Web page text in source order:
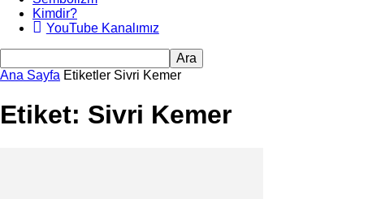
Kimdir?
YouTube Kanalımız
Ana Sayfa Etiketler Sivri Kemer
Etiket: Sivri Kemer